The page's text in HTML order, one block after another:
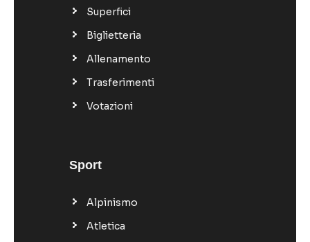
Superfici
Biglietteria
Allenamento
Trasferimenti
Votazioni
Sport
Alpinismo
Atletica